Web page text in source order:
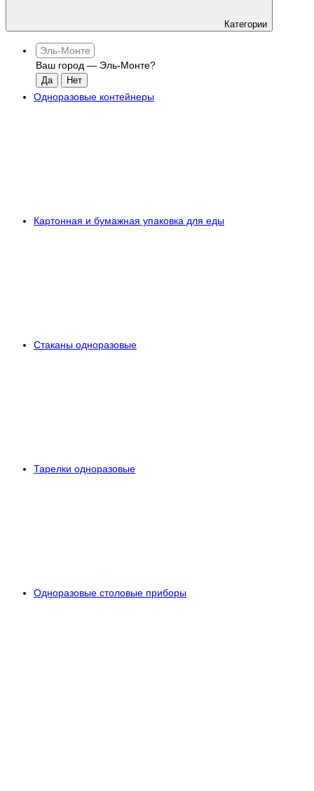
Категории
Эль-Монте
Ваш город — Эль-Монте?
Одноразовые контейнеры
Картонная и бумажная упаковка для еды
Стаканы одноразовые
Тарелки одноразовые
Одноразовые столовые приборы